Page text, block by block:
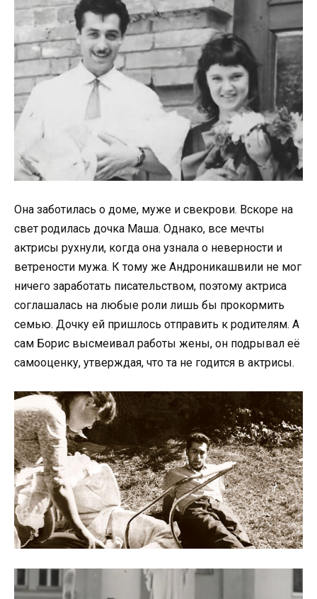
Она заботилась о доме, муже и свекрови. Вскоре на
свет родилась дочка Маша. Однако, все мечты
актрисы рухнули, когда она узнала о неверности и
ветрености мужа. К тому же Андроникашвили не мог
ничего заработать писательством, поэтому актриса
соглашалась на любые роли лишь бы прокормить
семью. Дочку ей пришлось отправить к родителям. А
сам Борис высмеивал работы жены, он подрывал её
самооценку, утверждая, что та не годится в актрисы.